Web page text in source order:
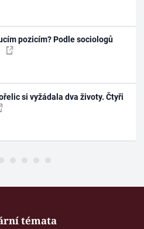
pozicím? Podle sociologů
si vyžádala dva životy. Čtyři
témata